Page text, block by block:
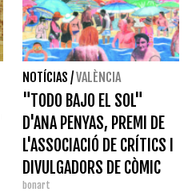
NOTÍCIAS /VALÈNCIA
"TODO BAJO EL SOL"
D'ANA PENYAS, PREMI DE
L'ASSOCIACIÓ DE CRÍTICS I
DIVULGADORS DE CÒMIC
bonart